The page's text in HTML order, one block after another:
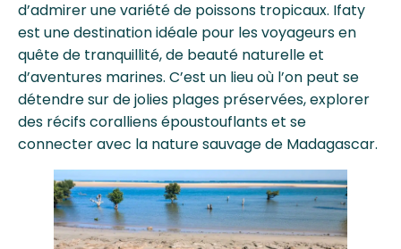
d’admirer une variété de poissons tropicaux. Ifaty
est une destination idéale pour les voyageurs en
quête de tranquillité, de beauté naturelle et
d’aventures marines. C’est un lieu où l’on peut se
détendre sur de jolies plages préservées, explorer
des récifs coralliens époustouflants et se
connecter avec la nature sauvage de Madagascar.